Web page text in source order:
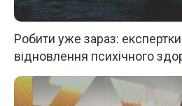
Робити уже зараз:
відновлення психічного